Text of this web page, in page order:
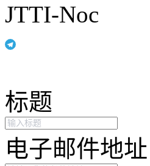
JTTI-Noc
标题
电子邮件地址